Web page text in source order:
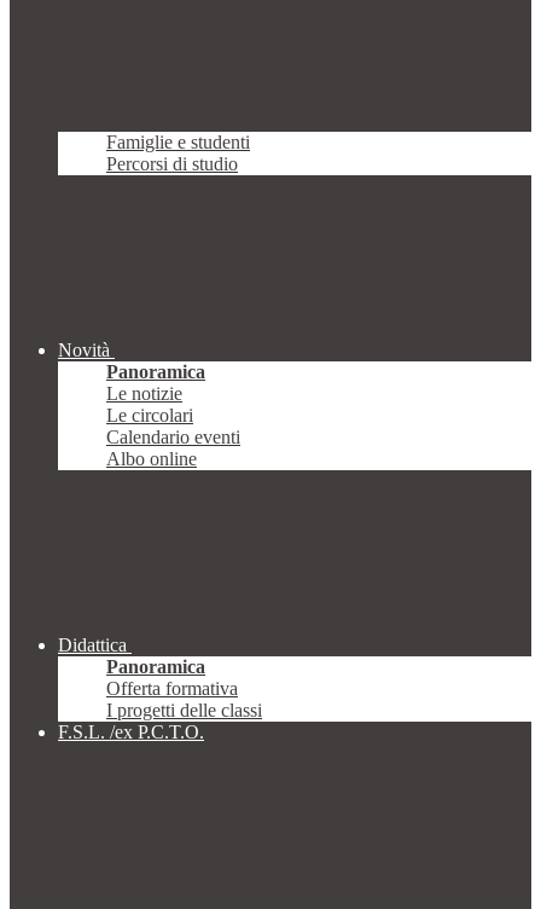
Famiglie e studenti
Percorsi di studio
Novità
Panoramica
Le notizie
Le circolari
Calendario eventi
Albo online
Didattica
Panoramica
Offerta formativa
I progetti delle classi
F.S.L. /ex P.C.T.O.